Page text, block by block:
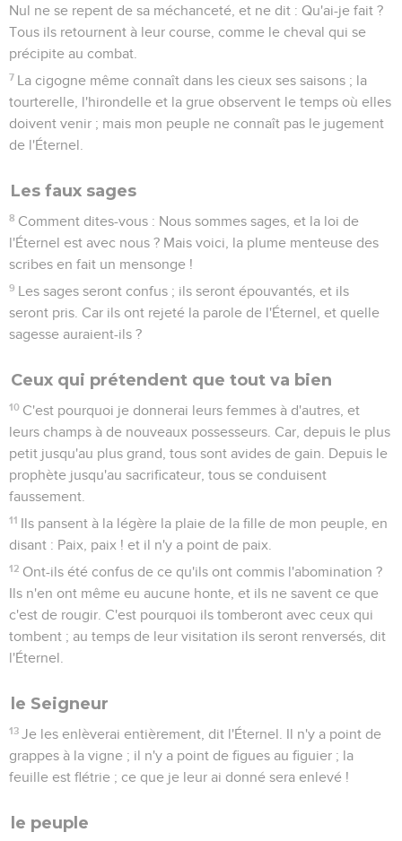
Nul ne se repent de sa méchanceté, et ne dit : Qu'ai-je fait ?
Tous ils retournent à leur course, comme le cheval qui se
précipite au combat.
7 La cigogne même connaît dans les cieux ses saisons ; la
tourterelle, l'hirondelle et la grue observent le temps où elles
doivent venir ; mais mon peuple ne connaît pas le jugement
de l'Éternel.
Les faux sages
8 Comment dites-vous : Nous sommes sages, et la loi de
l'Éternel est avec nous ? Mais voici, la plume menteuse des
scribes en fait un mensonge !
9 Les sages seront confus ; ils seront épouvantés, et ils
seront pris. Car ils ont rejeté la parole de l'Éternel, et quelle
sagesse auraient-ils ?
Ceux qui prétendent que tout va bien
10 C'est pourquoi je donnerai leurs femmes à d'autres, et
leurs champs à de nouveaux possesseurs. Car, depuis le plus
petit jusqu'au plus grand, tous sont avides de gain. Depuis le
prophète jusqu'au sacrificateur, tous se conduisent
faussement.
11 Ils pansent à la légère la plaie de la fille de mon peuple, en
disant : Paix, paix ! et il n'y a point de paix.
12 Ont-ils été confus de ce qu'ils ont commis l'abomination ?
Ils n'en ont même eu aucune honte, et ils ne savent ce que
c'est de rougir. C'est pourquoi ils tomberont avec ceux qui
tombent ; au temps de leur visitation ils seront renversés, dit
l'Éternel.
le Seigneur
13 Je les enlèverai entièrement, dit l'Éternel. Il n'y a point de
grappes à la vigne ; il n'y a point de figues au figuier ; la
feuille est flétrie ; ce que je leur ai donné sera enlevé !
le peuple